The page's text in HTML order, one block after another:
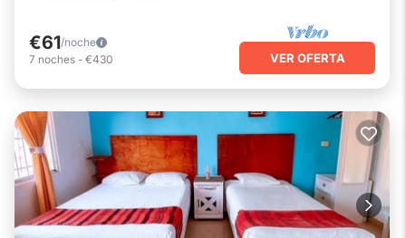
€61/noche
7 noches - €430 VER OFERTA